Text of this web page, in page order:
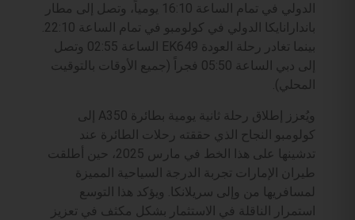
الدولي في تمام الساعة 16:10 يومياً، وتصل إلى مطار
باندارانايكا الدولي في كولومبو في تمام الساعة 22:10.
بينما تغادر رحلة العودة EK649 الساعة 02:55 وتصل
إلى دبي الساعة 05:50 فجراً (جميع الأوقات بالتوقيت
المحلي).
ويُعزز إطلاق رحلة ثانية يومية بطائرة A350 إلى
كولومبو النجاح الذي حققته رحلات الطائرة عند
تدشينها على هذا الخط في مارس 2025، حين أطلقت
طيران الإمارات تجربة الدرجة السياحية المميزة
لمسافريها من وإلى سريلانكا. ويؤكد هذا التوسع
استمرار الناقلة في الاستثمار بشكل مكثف في تعزيز